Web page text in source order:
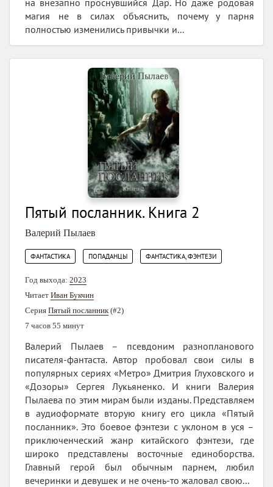
магия не в силах объяснить, почему у парня
полностью изменились привычки и...
Пятый посланник. Книга 2
Валерий Пылаев
ФАНТАСТИКА ПОПАДАНЦЫ ФАНТАСТИКА, ФЭНТЕЗИ
Год выхода: 2023
Читает Иван Букчин
Серия Пятый посланник (#2)
7 часов 55 минут
Валерий Пылаев – псевдоним разнопланового
писателя-фантаста. Автор пробовал свои силы в
популярных сериях «Метро» Дмитрия Глуховского и
«Дозоры» Сергея Лукьяненко. И книги Валерия
Пылаева по этим мирам были изданы. Представляем
в аудиоформате вторую книгу его цикла «Пятый
посланник». Это боевое фэнтези с уклоном в уся –
приключенческий жанр китайского фэнтези, где
широко представлены восточные единоборства.
Главный герой был обычным парнем, любил
вечеринки и девушек и не очень-то жаловал свою...